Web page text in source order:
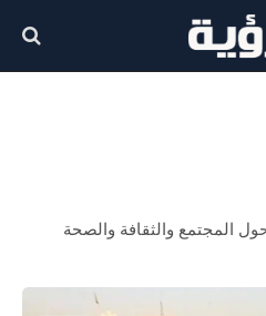
المجتمع والثقافة والصحة